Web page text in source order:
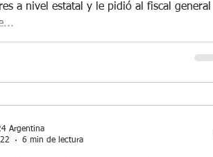
a nivel estatal y le pidió al fiscal general
Argentina
6 min de lectura